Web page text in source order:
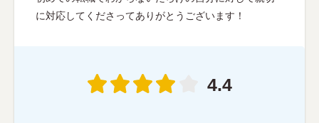
に対応してくださってありがとうございます！
4.4